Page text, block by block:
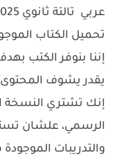
تحميل الكتاب
إننا بنوفر الكتب
يقدر يشوف المحتوى
إنك تشتري النسخة
الرسمي، علشان
والتدريبات الموجودة